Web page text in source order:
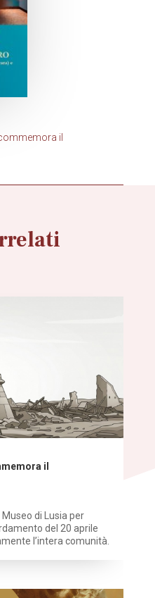
il
il
di Lusia per
del 20 aprile
l’intera comunità.